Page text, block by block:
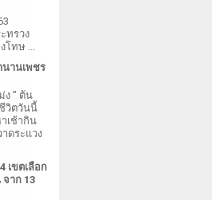
ทรวง
โทษ ...
นานเพชร
ง ” ต้น
วิตวันนี้
เช้ากิน
ดระแวง
เขตเลือก
าก 13